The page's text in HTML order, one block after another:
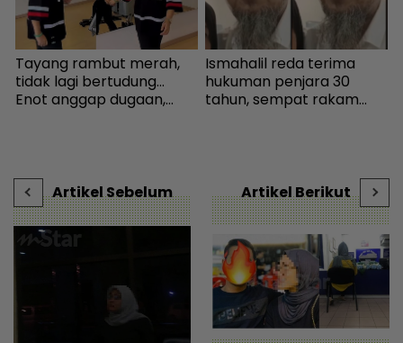
Tayang rambut merah,
tidak lagi bertudung...
Enot anggap dugaan,
Ismahalil reda terima
hukuman penjara 30
tahun, sempat rakam
Artikel Sebelum
Artikel Berikut